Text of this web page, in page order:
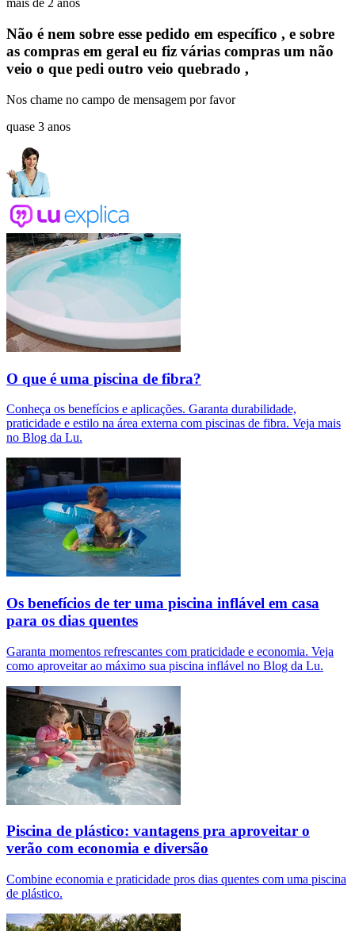
mais de 2 anos
Não é nem sobre esse pedido em específico , e sobre
as compras em geral eu fiz várias compras um não
veio o que pedi outro veio quebrado ,
Nos chame no campo de mensagem por favor
quase 3 anos
O que é uma piscina de fibra?
Conheça os benefícios e aplicações. Garanta durabilidade,
praticidade e estilo na área externa com piscinas de fibra. Veja mais
no Blog da Lu.
Os benefícios de ter uma piscina inflável em casa
para os dias quentes
Garanta momentos refrescantes com praticidade e economia. Veja
como aproveitar ao máximo sua piscina inflável no Blog da Lu.
Piscina de plástico: vantagens pra aproveitar o
verão com economia e diversão
Combine economia e praticidade pros dias quentes com uma piscina
de plástico.